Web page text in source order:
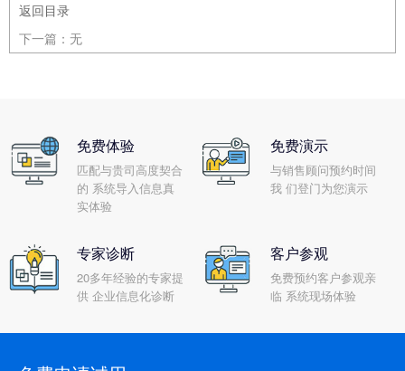
返回目录
下一篇： 无
免费体验
匹配与贵司高度契合
的 系统导入信息真
实体验
免费演示
与销售顾问预约时间
我 们登门为您演示
专家诊断
20多年经验的专家提
供 企业信息化诊断
客户参观
免费预约客户参观亲
临 系统现场体验